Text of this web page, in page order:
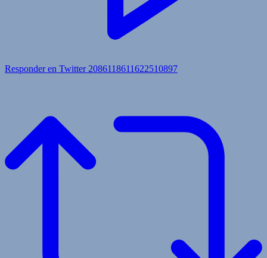
Responder en Twitter 2086118611622510897